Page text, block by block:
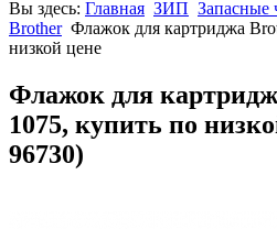
Вы здесь: Главная ЗИП Запасные
Brother Флажок для картриджа
низкой цене
Флажок для
1075, купить по
96730)